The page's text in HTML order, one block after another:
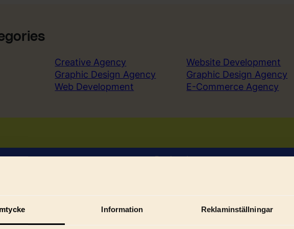
Information Reklaminställningar
Creative Agency
Graphic Design Agency
Web Development
Website Development
Graphic Design Agency
E-Commerce Agency
Book a demo